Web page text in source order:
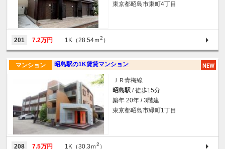
東京都昭島市東町4丁目
201 7.2万円 1K（28.54ｍ2 ）
昭島駅の1K賃貸マンション
マンション
ＪＲ青梅線
昭島駅 / 徒歩15分
築年 20年 / 3階建
東京都昭島市緑町1丁目
208 7.5万円 1K（30.3ｍ2 ）